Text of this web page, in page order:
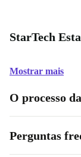
StarTech
Mostrar mais
O processo
Perguntas